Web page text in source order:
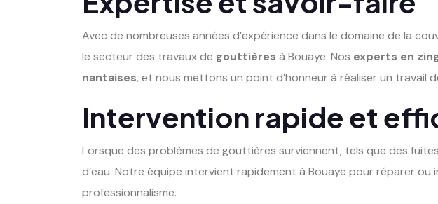
Avec de nombreuses années d’expérience dans le domaine de la
le secteur des travaux de gouttières à Bouaye. Nos experts en
nantaises, et nous mettons un point d’honneur à réaliser un travail
Intervention rapide et
Lorsque des problèmes de gouttières surviennent, tels que des
d’eau. Notre équipe intervient rapidement à Bouaye pour réparer
professionnalisme.